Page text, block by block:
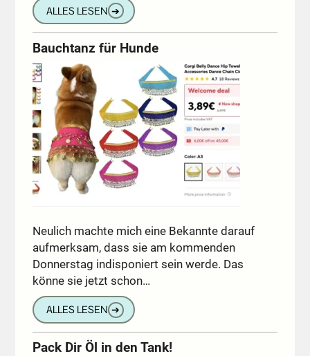
ALLES LESEN ➔
Bauchtanz für Hunde
Neulich machte mich eine Bekannte darauf
aufmerksam, dass sie am kommenden
Donnerstag indisponiert sein werde. Das
könne sie jetzt schon…
ALLES LESEN ➔
Pack Dir Öl in den Tank!